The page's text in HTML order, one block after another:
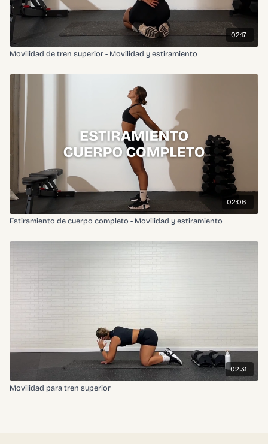
02:17
Movilidad de tren superior - Movilidad y estiramiento
02:06
Estiramiento de cuerpo completo - Movilidad y estiramiento
02:31
Movilidad para tren superior